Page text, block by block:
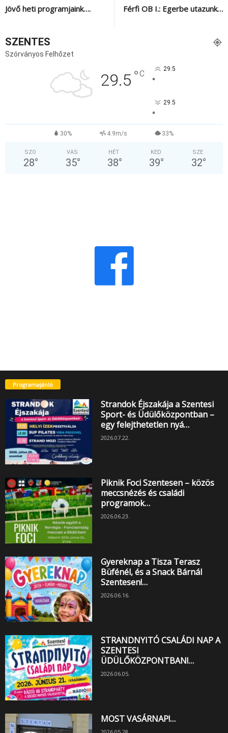
Jövő heti programjaink…. Férfi OB I.: Egerbe utazunk…
SZENTES
Szórványos Felhőzet
29.5 °C 29.5
°
29.5
°
30% 4.9m/s 33%
SZO
28°
VAS
35°
HÉT
38°
KED
39°
SZE
32°
Programajánló
Strandok Éjszakája a Szentesi
Sport- és Üdülőközpontban –
egy felejthetetlen nyá…
2026.07.22.
Piknik Foci Szentesen – közös
meccsnézés és családi
programok…
2026.06.23.
Gyereknap a Tisza Terasz
Büfénél, és a Snack Bárnál
Szentesen!…
2026.06.16.
STRANDNYITÓ CSALÁDI NAP A
SZENTESI
ÜDÜLŐKÖZPONTBAN!…
2026.06.05.
MOST VASÁRNAP!…